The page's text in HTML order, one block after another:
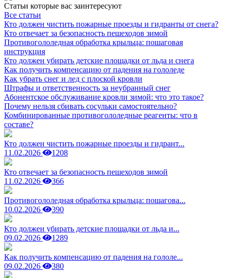
Статьи которые вас заинтересуют
Все статьи
Кто должен чистить пожарные проезды и гидранты от снега?
Кто отвечает за безопасность пешеходов зимой
Противогололедная обработка крыльца: пошаговая
инструкция
Кто должен убирать детские площадки от льда и снега
Как получить компенсацию от падения на гололеде
Как убрать снег и лед с плоской кровли
Штрафы и ответственность за неубранный снег
Абонентское обслуживание кровли зимой: что это такое?
Почему нельзя сбивать сосульки самостоятельно?
Комбинированные противогололедные реагенты: что в
составе?
Кто должен чистить пожарные проезды и гидрант...
11.02.2026
1208
Кто отвечает за безопасность пешеходов зимой
11.02.2026
366
Противогололедная обработка крыльца: пошагова...
10.02.2026
390
Кто должен убирать детские площадки от льда и...
09.02.2026
1289
Как получить компенсацию от падения на гололе...
09.02.2026
380